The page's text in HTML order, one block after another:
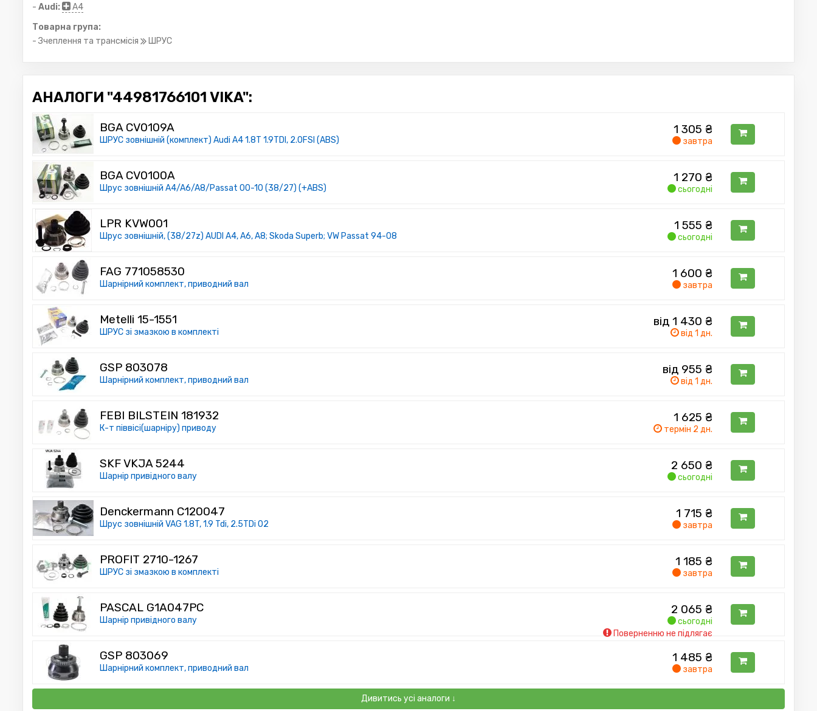
- Audi:
A4
Товарна група:
- Зчеплення та трансмісія
ШРУС
АНАЛОГИ "44981766101 VIKA":
BGA CV0109A
ШРУС зовнішній (комплект) Audi A4 1.8T 1.9TDI, 2.0FSI (ABS)
1 305 ₴
завтра
BGA CV0100A
Шрус зовнішній A4/A6/A8/Passat 00-10 (38/27) (+ABS)
1 270 ₴
сьогодні
LPR KVW001
Шрус зовнішній, (38/27z) AUDI A4, A6, A8; Skoda Superb; VW Passat 94-08
1 555 ₴
сьогодні
FAG 771058530
Шарнірний комплект, приводний вал
1 600 ₴
завтра
Metelli 15-1551
ШРУС зі змазкою в комплекті
від 1 430 ₴
від 1 дн.
GSP 803078
Шарнірний комплект, приводний вал
від 955 ₴
від 1 дн.
FEBI BILSTEIN 181932
К-т піввісі(шарніру) приводу
1 625 ₴
термін 2 дн.
SKF VKJA 5244
Шарнір привідного валу
2 650 ₴
сьогодні
Denckermann C120047
Шрус зовнішній VAG 1.8T, 1.9 Tdi, 2.5TDi 02
1 715 ₴
завтра
PROFIT 2710-1267
ШРУС зі змазкою в комплекті
1 185 ₴
завтра
PASCAL G1A047PC
Шарнір привідного валу
2 065 ₴
сьогодні
Поверненню не підлягає
GSP 803069
Шарнірний комплект, приводний вал
1 485 ₴
завтра
Дивитись усі аналоги ↓